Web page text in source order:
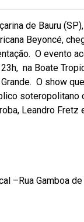
de Bauru
Beyoncé,
O evento
na Boate
O show
soteropolitano
Leandro Fretz
–Rua Gamboa